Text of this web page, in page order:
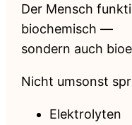
Der Mensch
biochemisch —
sondern auch
Nicht umsonst
Elektrolyten